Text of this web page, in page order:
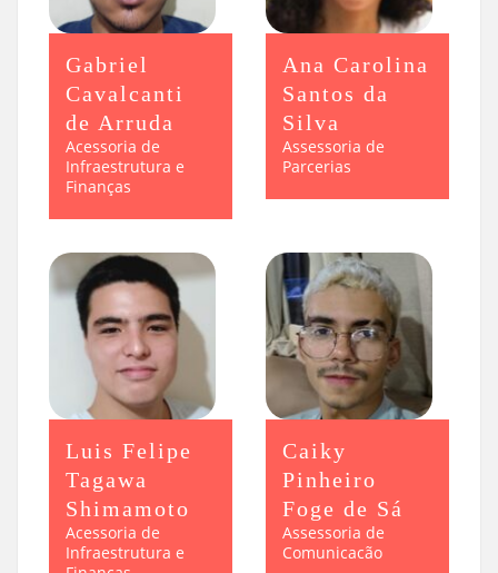
Gabriel
Cavalcanti
de Arruda
Acessoria de
Infraestrutura e
Finanças
Ana Carolina
Santos da
Silva
Assessoria de
Parcerias
Luis Felipe
Tagawa
Shimamoto
Acessoria de
Infraestrutura e
Caiky
Pinheiro
Foge de Sá
Assessoria de
Comunicacão